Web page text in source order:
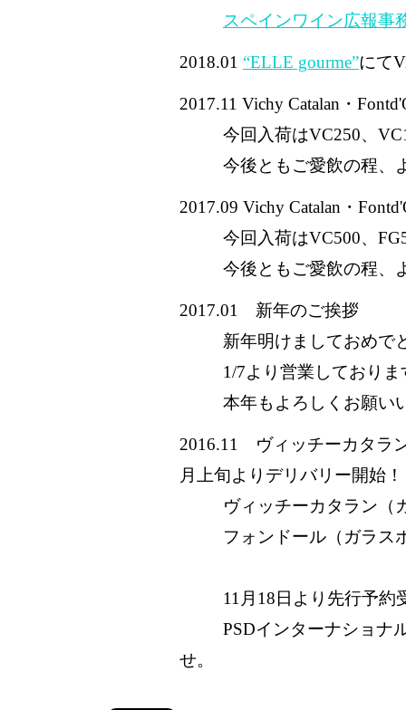
スペインワイン広報事
2018.01 “ELLE gourme”にて
2017.11 Vichy Catalan・
今回入荷はVC250、
今後ともご愛飲の程、
2017.09 Vichy Catalan・
今回入荷はVC500、
今後ともご愛飲の程、
2017.01 新年のご挨拶
新年明けましておめで
1/7より営業しておりま
本年もよろしくお願い
2016.11 ヴィッチーカタラ
月上旬よりデリバリー開始！
ヴィッチーカタラン
フォンドール（ガ
11月18日より先行予約
PSDインターナショナ
せ。